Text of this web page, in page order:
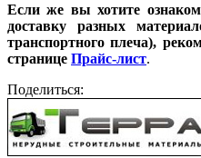
Если же вы хотите
доставку разных
транспортного плеча),
странице Прайс-лист.
Поделиться: